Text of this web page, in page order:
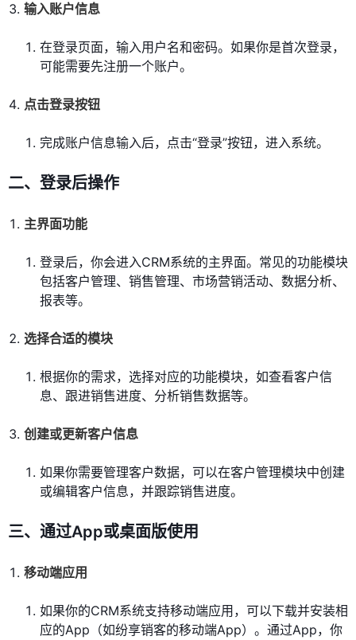
输入账户信息
在登录页面，输入用户名和密码。如果你是首次登录，
可能需要先注册一个账户。
点击登录按钮
完成账户信息输入后，点击“登录”按钮，进入系统。
二、登录后操作
主界面功能
登录后，你会进入CRM系统的主界面。常见的功能模块
包括客户管理、销售管理、市场营销活动、数据分析、
报表等。
选择合适的模块
根据你的需求，选择对应的功能模块，如查看客户信
息、跟进销售进度、分析销售数据等。
创建或更新客户信息
如果你需要管理客户数据，可以在客户管理模块中创建
或编辑客户信息，并跟踪销售进度。
三、通过App或桌面版使用
移动端应用
如果你的CRM系统支持移动端应用，可以下载并安装相
应的App（如纷享销客的移动端App）。通过App，你